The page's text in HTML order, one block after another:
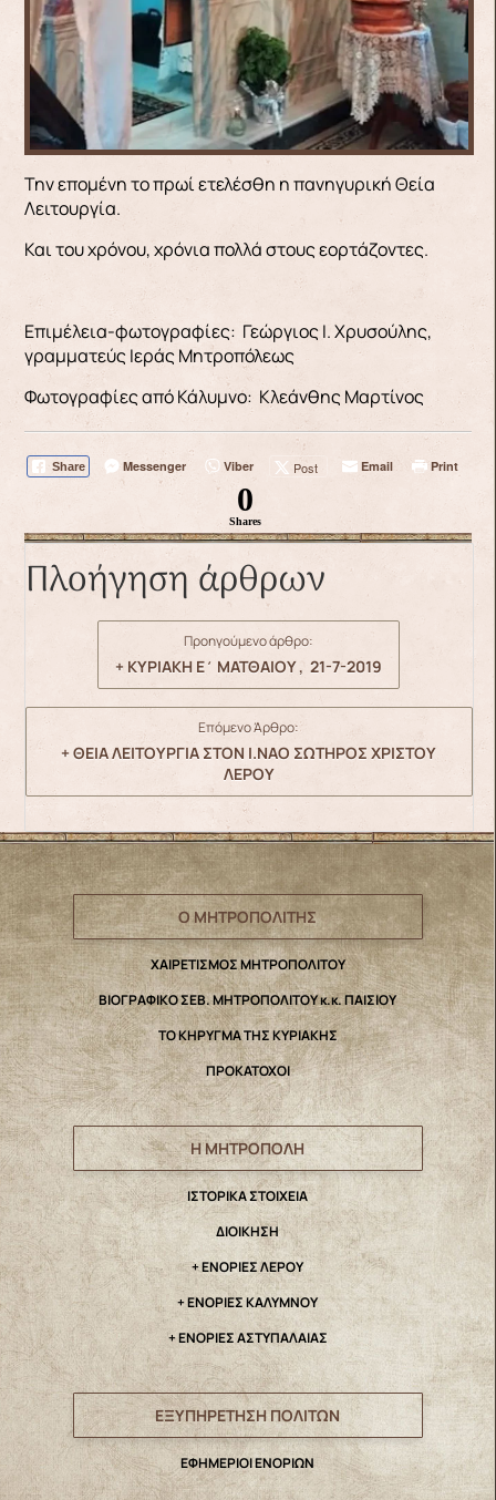
Την επομένη το πρωί ετελέσθη η πανηγυρική Θεία
Λειτουργία.
Και του χρόνου, χρόνια πολλά στους εορτάζοντες.
Επιμέλεια-φωτογραφίες: Γεώργιος Ι. Χρυσούλης,
γραμματεύς Ιεράς Μητροπόλεως
Φωτογραφίες από Κάλυμνο: Κλεάνθης Μαρτίνος
Share Messenger Viber Post Email Print
0
Shares
Πλοήγηση άρθρων
Προηγούμενο άρθρο:
+ ΚΥΡΙΑΚΗ Ε΄ ΜΑΤΘΑΙΟΥ , 21-7-2019
Επόμενο Άρθρο:
+ ΘΕΙΑ ΛΕΙΤΟΥΡΓΙΑ ΣΤΟΝ Ι.ΝΑΟ ΣΩΤΗΡΟΣ ΧΡΙΣΤΟΥ
ΛΕΡΟΥ
Ο ΜΗΤΡΟΠΟΛΙΤΗΣ
ΧΑΙΡΕΤΙΣΜΟΣ ΜΗΤΡΟΠΟΛΙΤΟΥ
ΒΙΟΓΡΑΦΙΚΟ ΣΕΒ. ΜΗΤΡΟΠΟΛΙΤΟΥ κ.κ. ΠΑΙΣΙΟΥ
ΤΟ ΚΗΡΥΓΜΑ ΤΗΣ ΚΥΡΙΑΚΗΣ
ΠΡΟΚΑΤΟΧΟΙ
Η ΜΗΤΡΟΠΟΛΗ
IΣΤΟΡΙΚΑ ΣΤΟΙΧΕΙΑ
ΔΙΟΙΚΗΣΗ
+ ΕΝΟΡΙΕΣ ΛΕΡΟΥ
+ ΕΝΟΡΙΕΣ ΚΑΛΥΜΝΟΥ
+ ΕΝΟΡΙΕΣ ΑΣΤΥΠΑΛΑΙΑΣ
ΕΞΥΠΗΡΕΤΗΣΗ ΠΟΛΙΤΩΝ
ΕΦΗΜΕΡΙΟΙ ΕΝΟΡΙΩΝ